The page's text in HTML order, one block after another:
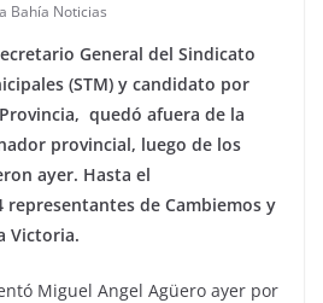
Bahía Noticias
General del Sindicato
(STM) y candidato por
quedó afuera de la
provincial, luego de los
ayer. Hasta el
de Cambiemos y
Victoria.
Miguel Angel Agüero ayer por